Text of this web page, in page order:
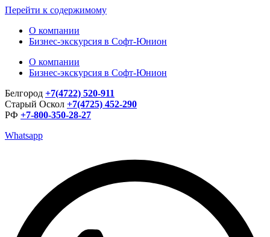
Перейти к содержимому
О компании
Бизнес-экскурсия в Софт-Юнион
О компании
Бизнес-экскурсия в Софт-Юнион
Белгород +7(4722) 520-911
Старый Оскол +7(4725) 452-290
РФ +7-800-350-28-27
Whatsapp